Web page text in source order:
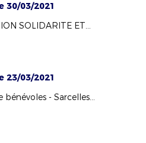
30/03/2021
OPERATION SOLIDARITE ETUDIANTS ASSOA
23/03/2021
Parole de bénévoles - Sarcelles A.A.S.